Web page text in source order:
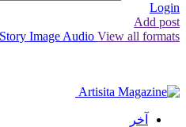
Login
Add post
Story Image Audio View all formats
آخر